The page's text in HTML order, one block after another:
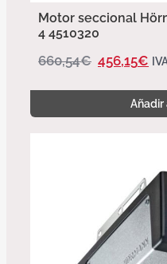
Motor seccional
4 4510320
660,54€ 456,15€
Añadir